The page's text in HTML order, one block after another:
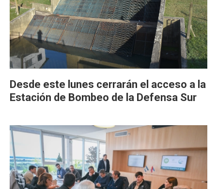
Desde este lunes cerrarán el acceso a la
Estación de Bombeo de la Defensa Sur